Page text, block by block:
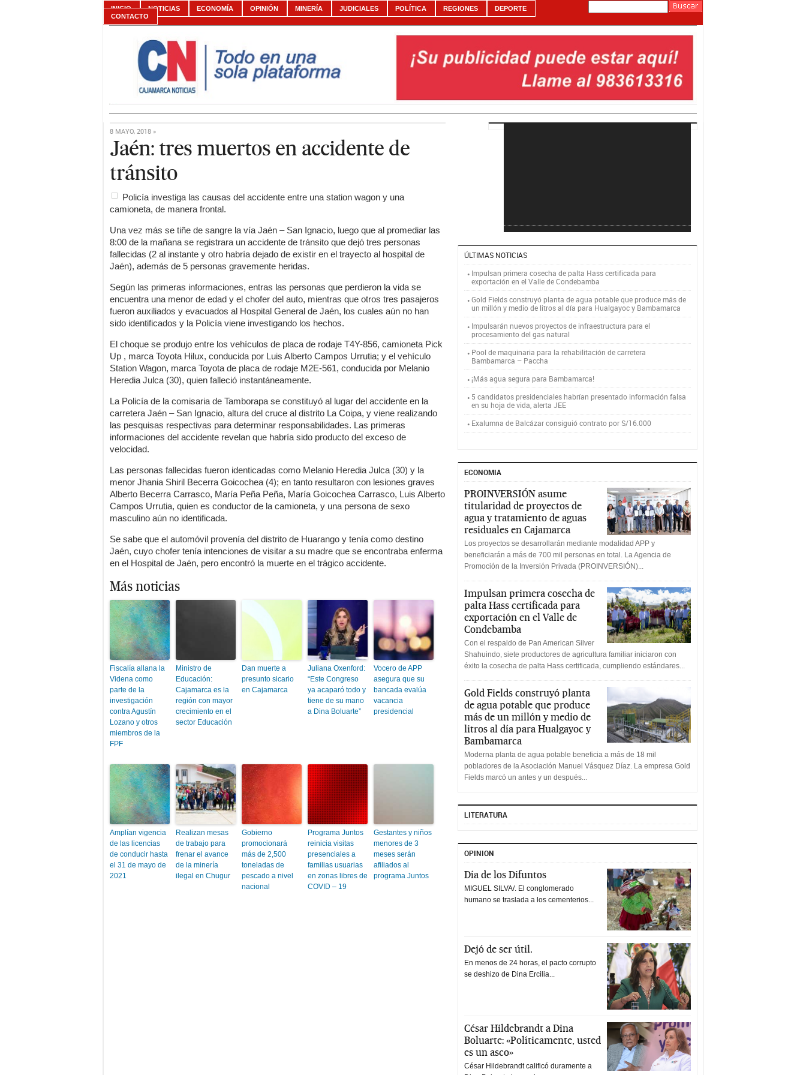
INICIO NOTICIAS ECONOMÍA OPINIÓN MINERÍA JUDICIALES POLÍTICA REGIONES
DEPORTE
CONTACTO
8 MAYO, 2018 »
Jaén: tres muertos en accidente de
tránsito
Policía investiga las causas del accidente entre una station wagon y una
camioneta, de manera frontal.
Una vez más se tiñe de sangre la vía Jaén – San Ignacio, luego que al promediar las
8:00 de la mañana se registrara un accidente de tránsito que dejó tres personas
fallecidas (2 al instante y otro habría dejado de existir en el trayecto al hospital de
Jaén), además de 5 personas gravemente heridas.
Según las primeras informaciones, entras las personas que perdieron la vida se
encuentra una menor de edad y el chofer del auto, mientras que otros tres pasajeros
fueron auxiliados y evacuados al Hospital General de Jaén, los cuales aún no han
sido identificados y la Policía viene investigando los hechos.
El choque se produjo entre los vehículos de placa de rodaje T4Y-856, camioneta Pick
Up , marca Toyota Hilux, conducida por Luis Alberto Campos Urrutia; y el vehículo
Station Wagon, marca Toyota de placa de rodaje M2E-561, conducida por Melanio
Heredia Julca (30), quien falleció instantáneamente.
La Policía de la comisaria de Tamborapa se constituyó al lugar del accidente en la
carretera Jaén – San Ignacio, altura del cruce al distrito La Coipa, y viene realizando
las pesquisas respectivas para determinar responsabilidades. Las primeras
informaciones del accidente revelan que habría sido producto del exceso de
velocidad.
Las personas fallecidas fueron identicadas como Melanio Heredia Julca (30) y la
menor Jhania Shiril Becerra Goicochea (4); en tanto resultaron con lesiones graves
Alberto Becerra Carrasco, María Peña Peña, María Goicochea Carrasco, Luis Alberto
Campos Urrutia, quien es conductor de la camioneta, y una persona de sexo
masculino aún no identificada.
Se sabe que el automóvil provenía del distrito de Huarango y tenía como destino
Jaén, cuyo chofer tenía intenciones de visitar a su madre que se encontraba enferma
en el Hospital de Jaén, pero encontró la muerte en el trágico accidente.
Más noticias
Fiscalía allana la
Videna como
parte de la
investigación
contra Agustín
Lozano y otros
miembros de la
FPF
Ministro de
Educación:
Cajamarca es la
región con mayor
crecimiento en el
sector Educación
Dan muerte a
presunto sicario
en Cajamarca
Juliana Oxenford:
“Este Congreso
ya acaparó todo y
tiene de su mano
a Dina Boluarte”
Vocero de APP
asegura que su
bancada evalúa
vacancia
presidencial
Amplían vigencia
de las licencias
de conducir hasta
el 31 de mayo de
2021
Realizan mesas
de trabajo para
frenar el avance
de la minería
ilegal en Chugur
Gobierno
promocionará
más de 2,500
toneladas de
pescado a nivel
nacional
Programa Juntos
reinicia visitas
presenciales a
familias usuarias
en zonas libres de
COVID – 19
Gestantes y niños
menores de 3
meses serán
afiliados al
programa Juntos
ÚLTIMAS NOTICIAS
Impulsan primera cosecha de palta Hass certificada para
exportación en el Valle de Condebamba
Gold Fields construyó planta de agua potable que produce más de
un millón y medio de litros al día para Hualgayoc y Bambamarca
Impulsarán nuevos proyectos de infraestructura para el
procesamiento del gas natural
Pool de maquinaria para la rehabilitación de carretera
Bambamarca – Paccha
¡Más agua segura para Bambamarca!
5 candidatos presidenciales habrían presentado información falsa
en su hoja de vida, alerta JEE
Exalumna de Balcázar consiguió contrato por S/16.000
ECONOMIA
PROINVERSIÓN asume
titularidad de proyectos de
agua y tratamiento de aguas
residuales en Cajamarca
Los proyectos se desarrollarán mediante modalidad APP y
beneficiarán a más de 700 mil personas en total. La Agencia de
Promoción de la Inversión Privada (PROINVERSIÓN)...
Impulsan primera cosecha de
palta Hass certificada para
exportación en el Valle de
Condebamba
Con el respaldo de Pan American Silver
Shahuindo, siete productores de agricultura familiar iniciaron con
éxito la cosecha de palta Hass certificada, cumpliendo estándares...
Gold Fields construyó planta
de agua potable que produce
más de un millón y medio de
litros al día para Hualgayoc y
Bambamarca
Moderna planta de agua potable beneficia a más de 18 mil
pobladores de la Asociación Manuel Vásquez Díaz. La empresa Gold
Fields marcó un antes y un después...
LITERATURA
OPINION
Día de los Difuntos
MIGUEL SILVA/. El conglomerado
humano se traslada a los cementerios...
Dejó de ser útil.
En menos de 24 horas, el pacto corrupto
se deshizo de Dina Ercilia...
César Hildebrandt a Dina
Boluarte: «Políticamente, usted
es un asco»
César Hildebrandt calificó duramente a